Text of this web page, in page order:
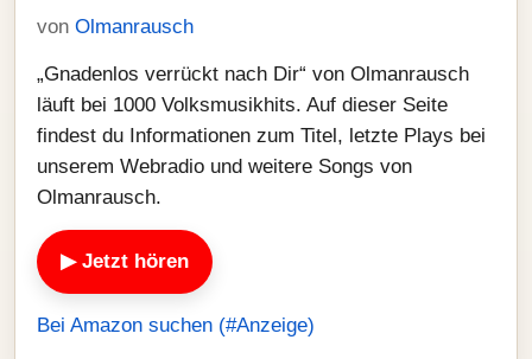
von Olmanrausch
„Gnadenlos verrückt nach Dir“ von Olmanrausch
läuft bei 1000 Volksmusikhits. Auf dieser Seite
findest du Informationen zum Titel, letzte Plays bei
unserem Webradio und weitere Songs von
Olmanrausch.
▶ Jetzt hören
Bei Amazon suchen (#Anzeige)